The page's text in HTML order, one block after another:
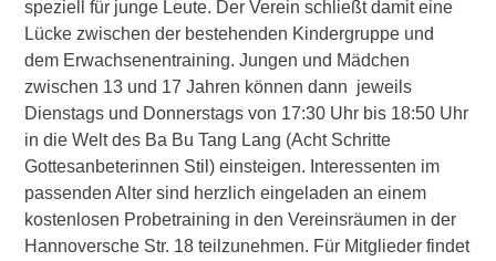
speziell für junge Leute. Der Verein schließt damit eine
Lücke zwischen der bestehenden Kindergruppe und
dem Erwachsenentraining. Jungen und Mädchen
zwischen 13 und 17 Jahren können dann jeweils
Dienstags und Donnerstags von 17:30 Uhr bis 18:50 Uhr
in die Welt des Ba Bu Tang Lang (Acht Schritte
Gottesanbeterinnen Stil) einsteigen. Interessenten im
passenden Alter sind herzlich eingeladen an einem
kostenlosen Probetraining in den Vereinsräumen in der
Hannoversche Str. 18 teilzunehmen. Für Mitglieder findet